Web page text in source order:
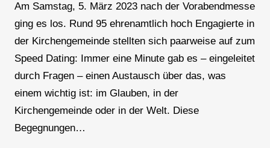
Am Samstag, 5. März 2023 nach der Vorabendmesse
ging es los. Rund 95 ehrenamtlich hoch Engagierte in
der Kirchengemeinde stellten sich paarweise auf zum
Speed Dating: Immer eine Minute gab es – eingeleitet
durch Fragen – einen Austausch über das, was
einem wichtig ist: im Glauben, in der
Kirchengemeinde oder in der Welt. Diese
Begegnungen…